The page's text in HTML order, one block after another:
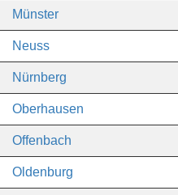
Münster
Neuss
Nürnberg
Oberhausen
Offenbach
Oldenburg